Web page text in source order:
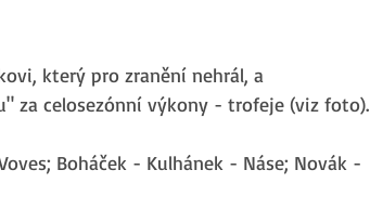
který pro zranění nehrál, a
za celosezónní výkony - trofeje (viz foto).
Boháček - Kulhánek - Náse; Novák -